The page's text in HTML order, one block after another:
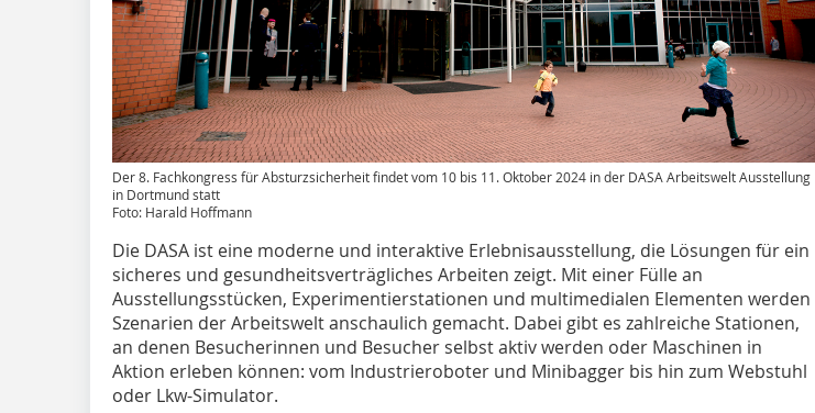
Der 8. Fachkongress für Absturzsicherheit findet vom 10 bis 11. Oktober 2024 in der DASA Arbeitswelt Ausstellung
in Dortmund statt
Foto: Harald Hoffmann
Die DASA ist eine moderne und interaktive Erlebnisausstellung, die Lösungen für ein
sicheres und gesundheitsverträgliches Arbeiten zeigt. Mit einer Fülle an
Ausstellungsstücken, Experimentierstationen und multimedialen Elementen werden
Szenarien der Arbeitswelt anschaulich gemacht. Dabei gibt es zahlreiche Stationen,
an denen Besucherinnen und Besucher selbst aktiv werden oder Maschinen in
Aktion erleben können: vom Industrieroboter und Minibagger bis hin zum Webstuhl
oder Lkw-Simulator.